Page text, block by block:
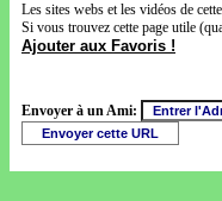
Les sites webs et les vidéos de
Si vous trouvez cette page utile
Ajouter aux Favoris !
Envoyer à un Ami: